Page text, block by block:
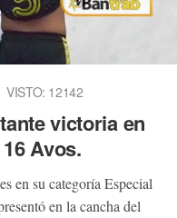
VISTO: 12142
victoria en
Avos.
en su categoría Especial
en la cancha del